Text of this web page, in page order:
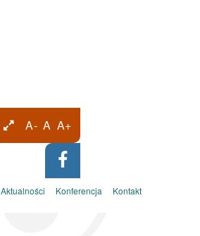
A- A A+
Aktualności Konferencja Kontakt